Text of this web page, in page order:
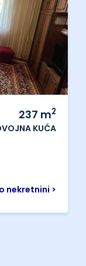
237 m2
KUĆA
nekretnini >